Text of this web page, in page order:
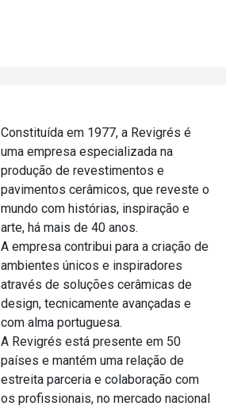
Constituída em 1977, a Revigrés é
uma empresa especializada na
produção de revestimentos e
pavimentos cerâmicos, que reveste o
mundo com histórias, inspiração e
arte, há mais de 40 anos.
A empresa contribui para a criação de
ambientes únicos e inspiradores
através de soluções cerâmicas de
design, tecnicamente avançadas e
com alma portuguesa.
A Revigrés está presente em 50
países e mantém uma relação de
estreita parceria e colaboração com
os profissionais, no mercado nacional